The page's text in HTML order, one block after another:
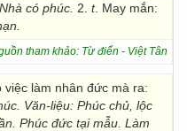
Nhà có phúc. 2. t. May mắn:
tham khảo: Từ điển - Việt Tân
làm nhân đức mà ra:
Văn-liệu: Phúc chủ, lộc
Phúc đức tại mẫu. Làm